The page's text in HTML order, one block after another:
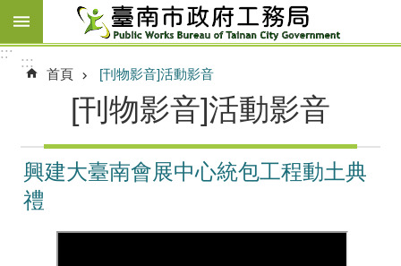
跳到主要內容區塊
:::
:::
首頁 [刊物影音]活動影音
[刊物影音]活動影音
興建大臺南會展中心統包工程動土典
禮